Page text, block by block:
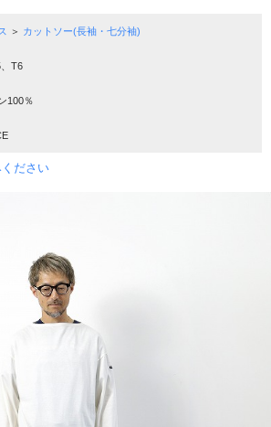
＞ カットソー(長袖・七分袖)
T6
100％
ださい